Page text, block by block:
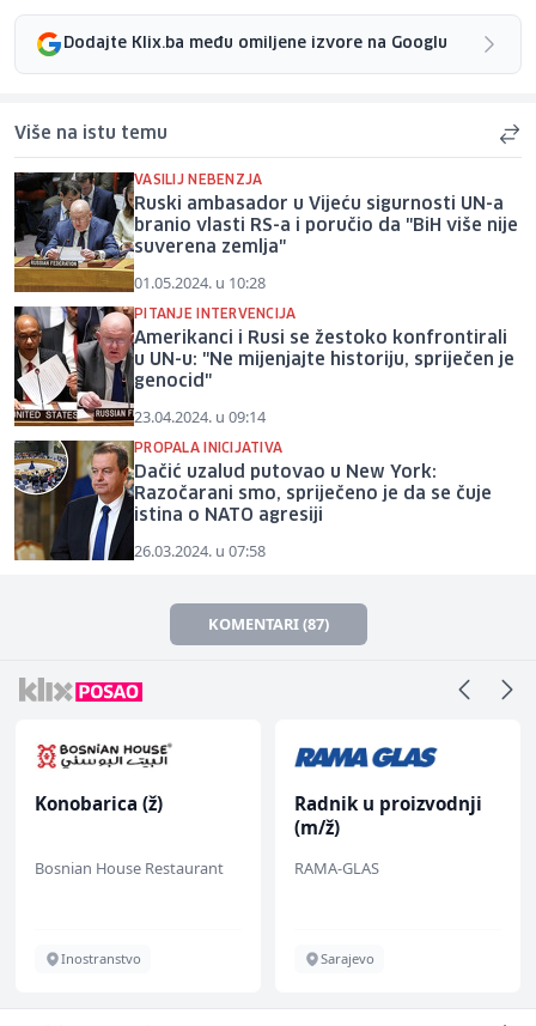
Dodajte Klix.ba među omiljene izvore na Googlu
Više na istu temu
VASILIJ NEBENZJA
Ruski ambasador u Vijeću sigurnosti UN-a
branio vlasti RS-a i poručio da "BiH više nije
suverena zemlja"
01.05.2024. u 10:28
PITANJE INTERVENCIJA
Amerikanci i Rusi se žestoko konfrontirali
u UN-u: "Ne mijenjajte historiju, spriječen je
genocid"
23.04.2024. u 09:14
PROPALA INICIJATIVA
Dačić uzalud putovao u New York:
Razočarani smo, spriječeno je da se čuje
istina o NATO agresiji
26.03.2024. u 07:58
KOMENTARI (87)
Konobarica (ž)
Bosnian House Restaurant
Inostranstvo
Radnik u proizvodnji
(m/ž)
RAMA-GLAS
Sarajevo